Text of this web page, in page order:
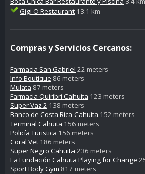
Gigi O Restaurant 13.1 km
Compras y Servicios Cercanos:
Farmacia San Gabriel 22 meters
Info Boutique 86 meters
Mulata 87 meters
Farmacia Quiribri Cahuita 123 meters
Super Vaz 2 138 meters
Banco de Costa Rica Cahuita 152 meters
Terminal Cahuita 156 meters
Policía Turistica 156 meters
Coral Vet 186 meters
Super Negro Cahuita 236 meters
La Fundación Cahuita Playing for Change
Sport Body Gym 817 meters